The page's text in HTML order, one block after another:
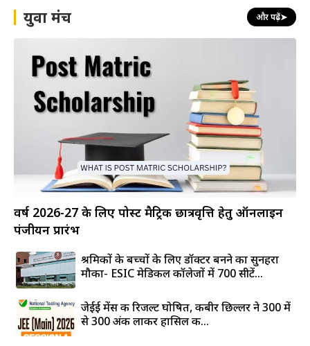
युवा मंच और पढ़ें➤
वर्ष 2026-27 के लिए पोस्ट मैट्रिक छात्रवृत्ति हेतु ऑनलाइन
पंजीयन प्रारंभ
श्रमिकों के बच्चों के लिए डॉक्टर बनने का सुनहरा
मौका- ESIC मेडिकल कॉलेजों में 700 सीटें...
जेईई मेंस की रिजल्ट घोषित, कबीर छिल्लर ने 300 में
से 300 अंक लाकर हासिल की...